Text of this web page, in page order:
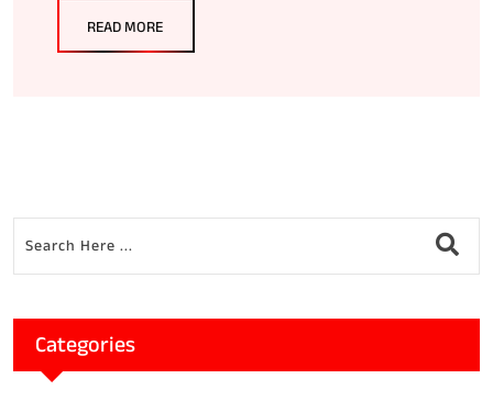
READ MORE
Categories